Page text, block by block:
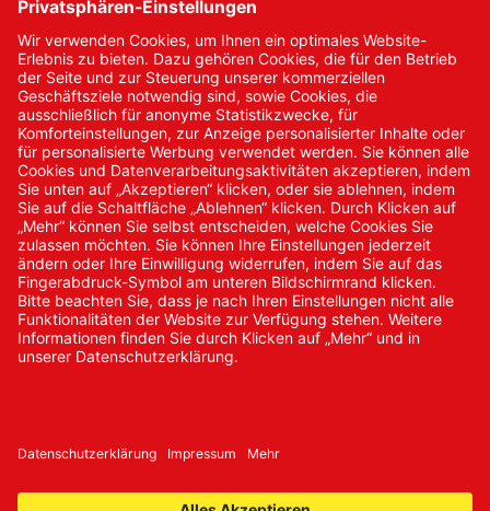
Kontakt
Kontakt/Anfrage
Neukundenanmeldung
Kennwort vergessen
Bestellungen
Sendung verfolgen
© 2024 Promed Vertriebsgesellschaft mbH | Alle Rechte
* Alle Preise zzgl. gesetzlicher Mehrwertsteuer